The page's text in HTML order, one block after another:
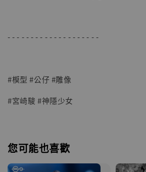
- - - - - - - - - - - - - - - - - - - -
#模型 #公仔 #雕像
#宮崎駿 #神隱少女
您可能也喜歡